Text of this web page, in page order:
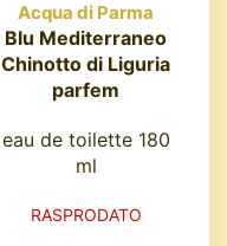
Acqua di Parma
Blu Mediterraneo
Chinotto di Liguria
parfem
eau de toilette 180
ml
RASPRODATO